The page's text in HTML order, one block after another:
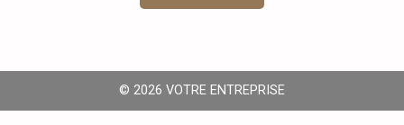
© 2026 VOTRE ENTREPRISE